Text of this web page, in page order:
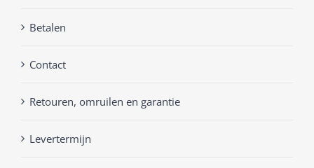
Betalen
Contact
Retouren, omruilen en garantie
Levertermijn